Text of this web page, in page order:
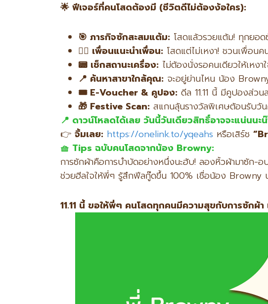
🌟 ฟีเจอร์ที่คนโสดต้องมี (ชีวิตดีไม่ต้องง้อใคร):
🎯 ภารกิจซักสะสมแต้ม: โสดแล้วรวยแต้ม! ทุกยอ
👯‍♂️ เพื่อนแนะนำเพื่อน: โสดแต่ไม่เหงา! ชวนเพื่อน
📟 เช็กสถานะเครื่อง: ไม่ต้องนั่งรอคนเดียวให้เหง
📍 ค้นหาสาขาใกล้คุณ: จะอยู่ย่านไหน น้อง
🎟️ E-Voucher & คูปอง: ดีล 11.11 นี้ มีคูปองส่ว
🎁 Festive Scan: สแกนลุ้นรางวัลพิเศษต้อนรับ
📍 ดาวน์โหลดได้เลย วันนี้วันเดียวสิทธิ์อาจจะแน่นนะน๊
👉 จิ้มเลย: https://onelink.to/yqeahs หรือเสิร์ช
🧺 Tips ฉบับคนโสดจากน้อง Browny:
การซักผ้าคือการบำบัดอย่างหนึ่งนะฮับ! ลองหิ้วผ้ามาซัก
ช่วยฮีลใจให้พี่ๆ รู้สึกฟีลกู๊ดขึ้น 100% เชื่อน้อง Browny
11.11 นี้ ขอให้พี่ๆ คนโสดทุกคนมีความสุขกับการซักผ้า